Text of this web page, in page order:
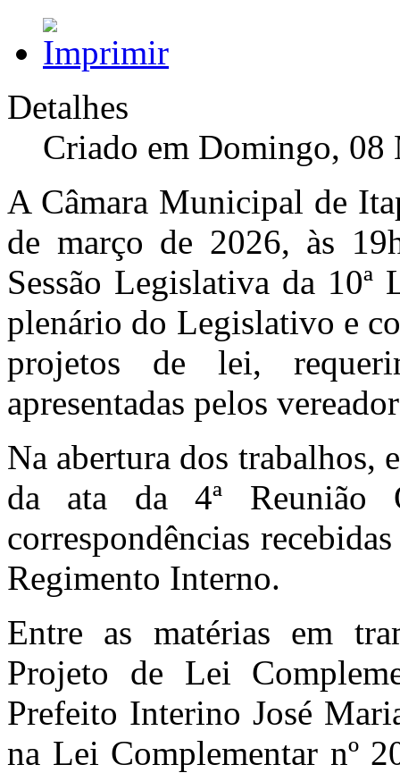
Detalhes
Criado em Domingo, 08
A Câmara Municipal de
de março de 2026, às
Sessão Legislativa da 10ª
plenário do Legislativo e
projetos de lei,
apresentadas pelos
Na abertura dos trabalhos,
da ata da 4ª Reunião
correspondências
Regimento Interno.
Entre as matérias em
Projeto de Lei
Prefeito Interino José
na Lei Complementar nº